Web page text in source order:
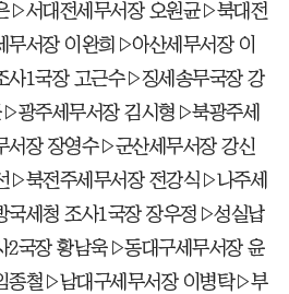
▷서대전세무서장 오원균▷북대전
서장 이완희▷아산세무서장 이
사1국장 고근수▷징세송무국장 강
광주세무서장 김시형▷북광주세
장 장영수▷군산세무서장 강신
▷북전주세무서장 전강식▷나주세
국세청 조사1국장 장우정▷성실납
2국장 황남욱▷동대구세무서장 윤
종철▷남대구세무서장 이병탁▷부